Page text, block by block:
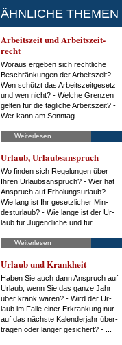
ÄHNLICHE THEMEN
Ar­beits­zeit und Ar­beits­zeit­
recht
Wor­aus er­ge­ben sich recht­li­che
Be­schrän­kun­gen der Ar­beits­zeit? -
Wen schützt das Ar­beits­zeit­ge­setz
und wen nicht? - Wel­che Gren­zen
gel­ten für die täg­li­che Ar­beits­zeit? -
Wer kann am Sonn­tag ...
Weiterlesen
Ur­laub, Ur­laubs­an­spruch
Wo fin­den sich Re­ge­lun­gen über
Ih­ren Ur­laubs­an­spruch? - Wer hat
An­spruch auf Er­ho­lungs­ur­laub? -
Wie lang ist Ihr ge­setz­li­cher Min­
des­t­ur­laub? - Wie lan­ge ist der Ur­
laub für Ju­gend­li­che und für ...
Weiterlesen
Ur­laub und Krank­heit
Ha­ben Sie auch dann An­spruch auf
Ur­laub, wenn Sie das gan­ze Jahr
über krank wa­ren? - Wird der Ur­
laub im Fal­le ei­ner Er­kran­kung nur
auf das nächs­te Ka­len­der­jahr über­
tra­gen oder län­ger ge­si­chert? - ...